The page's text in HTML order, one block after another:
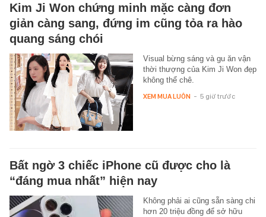
Kim Ji Won chứng minh mặc càng đơn
giản càng sang, đứng im cũng tỏa ra hào
quang sáng chói
Visual bừng sáng và gu ăn vận
thời thượng của Kim Ji Won đẹp
không thể chê.
XEM MUA LUÔN - 5 giờ trước
Bất ngờ 3 chiếc iPhone cũ được cho là
“đáng mua nhất” hiện nay
Không phải ai cũng sẵn sàng chi
hơn 20 triệu đồng để sở hữu